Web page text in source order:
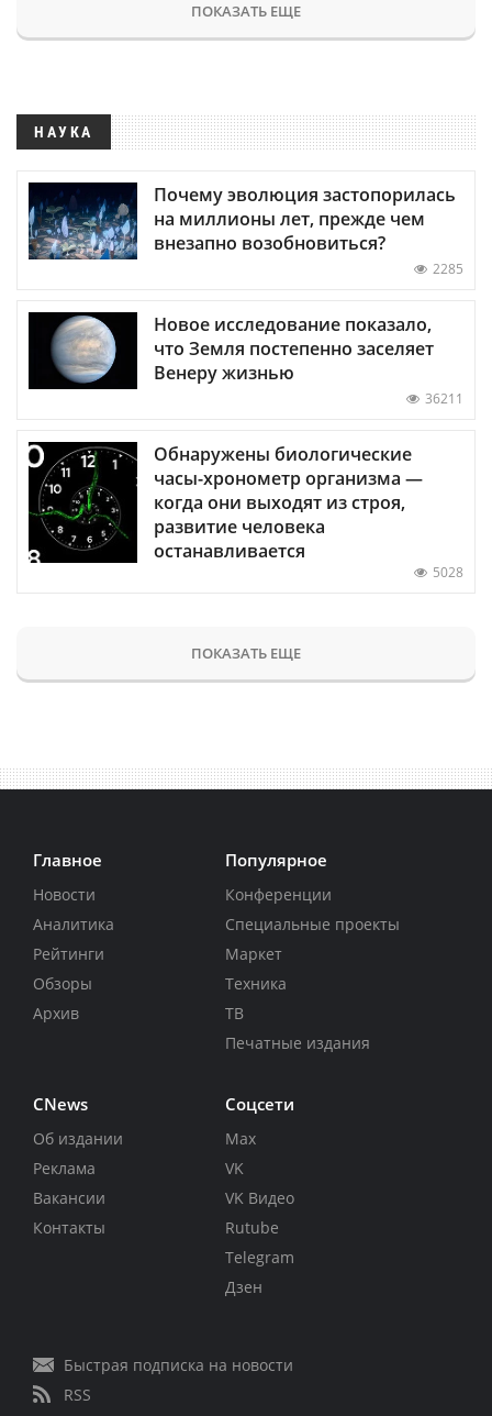
ПОКАЗАТЬ ЕЩЕ
НАУКА
Почему эволюция застопорилась
на миллионы лет, прежде чем
внезапно возобновиться?
2285
Новое исследование показало,
что Земля постепенно заселяет
Венеру жизнью
36211
Обнаружены биологические
часы-хронометр организма —
когда они выходят из строя,
развитие человека
останавливается
5028
ПОКАЗАТЬ ЕЩЕ
Главное
Новости
Аналитика
Рейтинги
Обзоры
Архив
Популярное
Конференции
Специальные проекты
Маркет
Техника
ТВ
Печатные издания
CNews
Об издании
Реклама
Вакансии
Контакты
Соцсети
Max
VK
VK Видео
Rutube
Telegram
Дзен
Быстрая подписка на новости
RSS